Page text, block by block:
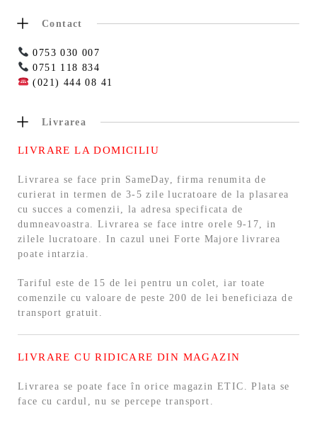
Contact
0753 030 007
0751 118 834
(021) 444 08 41
Livrarea
LIVRARE LA DOMICILIU
Livrarea se face prin SameDay, firma renumita de
curierat in termen de 3-5 zile lucratoare de la plasarea
cu succes a comenzii, la adresa specificata de
dumneavoastra. Livrarea se face intre orele 9-17, in
zilele lucratoare. In cazul unei Forte Majore livrarea
poate intarzia.
Tariful este de 15 de lei pentru un colet, iar toate
comenzile cu valoare de peste 200 de lei beneficiaza de
transport gratuit.
LIVRARE CU RIDICARE DIN MAGAZIN
Livrarea se poate face în orice magazin ETIC. Plata se
face cu cardul, nu se percepe transport.